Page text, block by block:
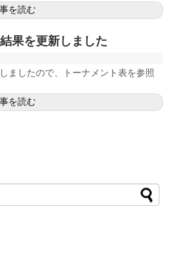
を読む
果を更新しました
ましたので、トーナメント表を参照
を読む